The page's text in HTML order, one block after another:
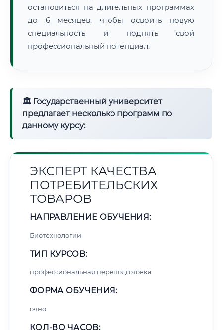
остановиться на длительных программах
до 6 месяцев, чтобы освоить новую
специальность и поднять свой
профессиональный потенциал.
🏛 Государственный университет
предлагает несколько программ по
данному курсу:
ЭКСПЕРТ КАЧЕСТВА
ПОТРЕБИТЕЛЬСКИХ
ТОВАРОВ
НАПРАВЛЕНИЕ ОБУЧЕНИЯ:
Биотехнологии
ТИП КУРСОВ:
профессиональная переподготовка
ФОРМА ОБУЧЕНИЯ:
очно
КОЛ-ВО ЧАСОВ: